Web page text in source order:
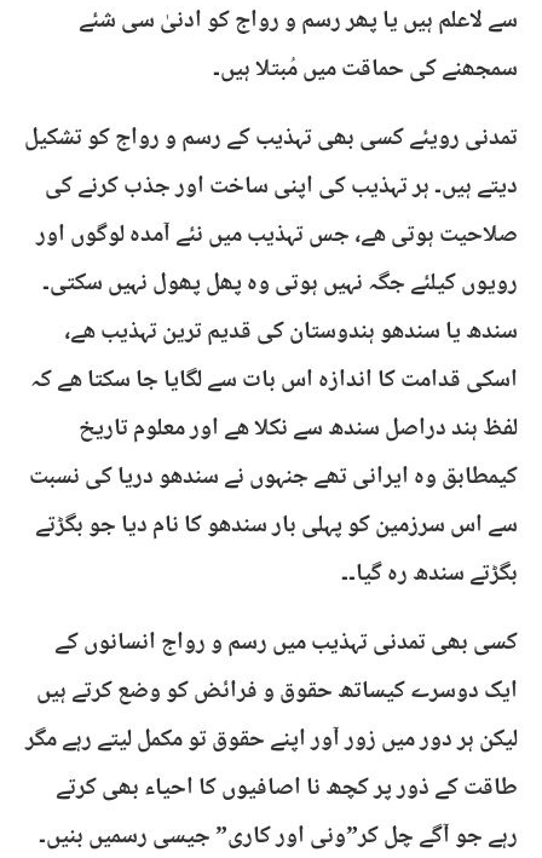
سے لاعلم ہیں یا پھر رسم و رواج کو ادنیٰ سی شئے
سمجھنے کی حماقت میں مُبتلا ہیں۔
تمدنی رویئے کسی بھی تہذیب کے رسم و رواج کو تشکیل
دیتے ہیں۔ ہر تہذیب کی اپنی ساخت اور جذب کرنے کی
صلاحیت ہوتی ھے، جس تہذیب میں نئے آمدہ لوگوں اور
رویوں کیلئے جگہ نہیں ہوتی وہ پھل پھول نہیں سکتی۔
سندھ یا سندھو ہندوستان کی قدیم ترین تہذیب ھے،
اسکی قدامت کا اندازہ اس بات سے لگایا جا سکتا ھے کہ
لفظ ہند دراصل سندھ سے نکلا ھے اور معلوم تاریخ
کیمطابق وہ ایرانی تھے جنہوں نے سندھو دریا کی نسبت
سے اس سرزمین کو پہلی بار سندھو کا نام دیا جو بگڑتے
بگڑتے سندھ رہ گیا۔۔
کسی بھی تمدنی تہذیب میں رسم و رواج انسانوں کے
ایک دوسرے کیساتھ حقوق و فرائض کو وضع کرتے ہیں
لیکن ہر دور میں زور آور اپنے حقوق تو مکمل لیتے رہے مگر
طاقت کے ذور پر کچھ نا اصافیوں کا احیاء بھی کرتے
رہے جو آگے چل کر”ونی اور کاری” جیسی رسمیں بنیں۔